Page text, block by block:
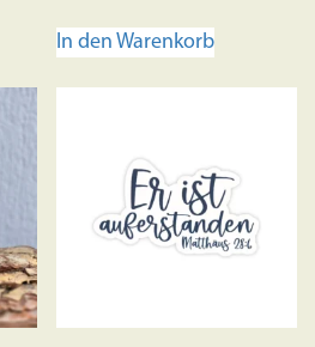
In den Warenkorb